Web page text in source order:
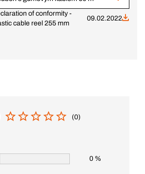
of conformity -
cable reel 255 mm
09.02.2022
(0)
0 %